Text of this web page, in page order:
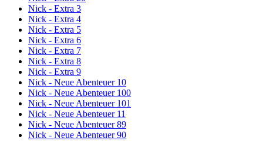
Nick - Extra 3
Nick - Extra 4
Nick - Extra 5
Nick - Extra 6
Nick - Extra 7
Nick - Extra 8
Nick - Extra 9
Nick - Neue Abenteuer 10
Nick - Neue Abenteuer 100
Nick - Neue Abenteuer 101
Nick - Neue Abenteuer 11
Nick - Neue Abenteuer 89
Nick - Neue Abenteuer 90